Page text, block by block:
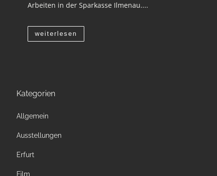
Arbeiten in der Sparkasse Ilmenau....
weiterlesen
Kategorien
Allgemein
Ausstellungen
Erfurt
Film